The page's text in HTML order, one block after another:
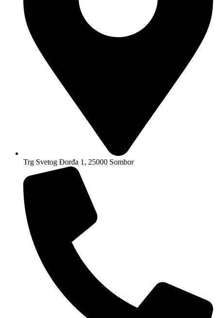
Trg Svetog Đorđa 1, 25000 Sombor